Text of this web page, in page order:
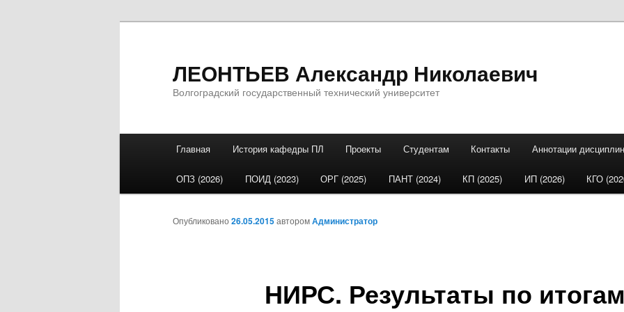
ЛЕОНТЬЕВ Александр Николаевич
Волгоградский государственный технический университет
Перейти к основному содержимому
Перейти к дополнительному содержимому
Главная История кафедры ПЛ Проекты Студентам Контакты Аннотации дисциплин
ОПЗ (2026) ПОИД (2023) ОРГ (2025) ПАНТ (2024) КП (2025) ИП (2026) КГО
НИРС. Результаты по итогам
Опубликовано 26.05.2015авторомАдминистратор